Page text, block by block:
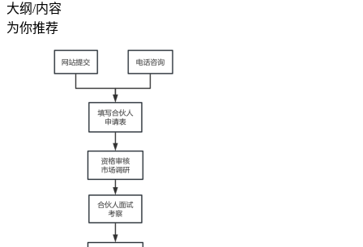
大纲/内容
为你推荐